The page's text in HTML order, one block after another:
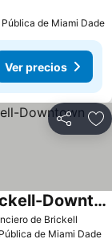
precios
de Miami Dade
Ver precios
Compartir
de Brickell
Hampton Inn & Suites Miami/Brickell-Downtown
de Miami Dade